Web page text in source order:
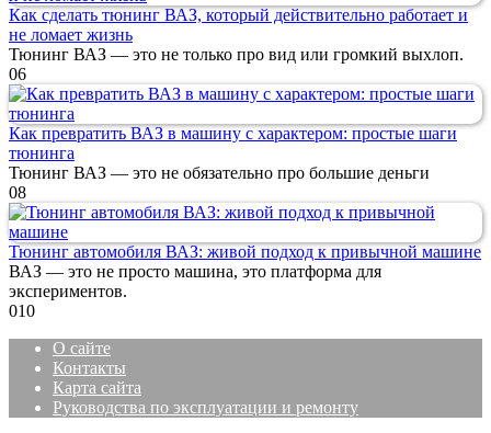
Как сделать тюнинг ВАЗ, который действительно работает и
не ломает жизнь
Тюнинг ВАЗ — это не только про вид или громкий выхлоп.
06
Как превратить ВАЗ в машину с характером: простые шаги
тюнинга
Тюнинг ВАЗ — это не обязательно про большие деньги
08
Тюнинг автомобиля ВАЗ: живой подход к привычной машине
ВАЗ — это не просто машина, это платформа для
экспериментов.
010
О сайте
Контакты
Карта сайта
Руководства по эксплуатации и ремонту